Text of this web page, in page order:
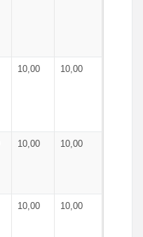
10,00 10,00
10,00 10,00
10,00 10,00